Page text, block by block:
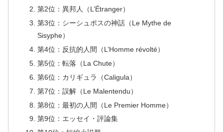
第2位：異邦人（L’Étranger）
第3位：シーシュポスの神話（Le Mythe de
Sisyphe）
第4位：反抗的人間（L’Homme révolté）
第5位：転落（La Chute）
第6位：カリギュラ（Caligula）
第7位：誤解（Le Malentendu）
第8位：最初の人間（Le Premier Homme）
第9位：エッセイ・評論集